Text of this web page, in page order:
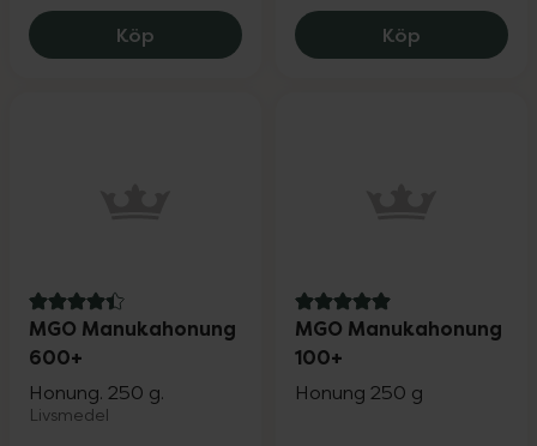
Köp MGO Flytande Manukahonung 600+,
Köp MGO
4.4 av 5 i omdöme
MGO Manukahonung
600+
Honung. 250 g.
Livsmedel
5 av 5 i omdöme
MGO Manukahonung
100+
Honung 250 g